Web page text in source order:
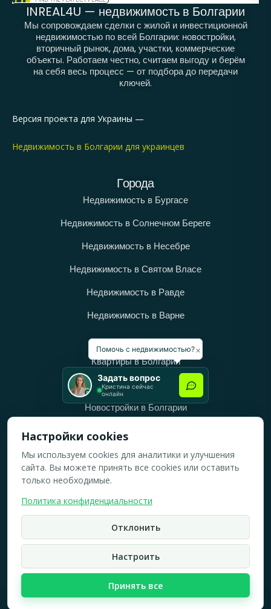
INREAL4U — недвижимость в Болгарии
Мы сопровождаем сделки с жилой и инвестиционной
недвижимостью по всей Болгарии: новостройки,
вторичный рынок, дома, участки, коммерческие
объекты. Работаем честно, считаем выгоду и берём
на себя весь процесс — от подбора до передачи
ключей.
Версия проекта для Украины —
Недвижимость в Болгарии для украинцев
Города
Недвижимость в Бургасе
Недвижимость в Солнечном Береге
Недвижимость в Несебре
Недвижимость в Святом Власе
Недвижимость в Равде
Недвижимость в Варне
Категории
Квартиры в Болгарии
Дома в Болгарии
Новостройки в Болгарии
Вторичное жильё в Болгарии
Рабочее время
ПН-ПТ: 10:00 — 18:00
ВС: Выходной
2019-2026 © Все права защищены.
Политика конфидициальности
Карта сайта
×
Помочь с недвижимостью?
Задать вопрос
Кристина сейчас
онлайн
Настройки cookies
Мы используем cookies для аналитики и улучшения
сайта. Вы можете принять все cookies или оставить
только необходимые.
Политика конфиденциальности
Отклонить
Настроить
Принять все